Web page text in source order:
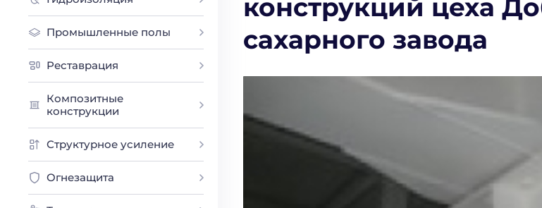
конструкций цеха
сахарного завода
Промышленные полы
Реставрация
Композитные
конструкции
Структурное усиление
Огнезащита